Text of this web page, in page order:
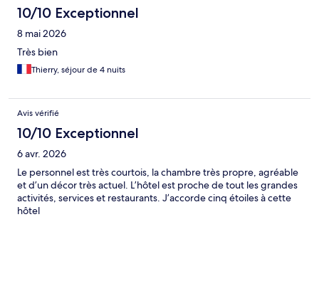
10/10 Exceptionnel
8 mai 2026
Très bien
Thierry, séjour de 4 nuits
Avis vérifié
10/10 Exceptionnel
6 avr. 2026
Le personnel est très courtois, la chambre très propre, agréable
et d’un décor très actuel. L’hôtel est proche de tout les grandes
activités, services et restaurants. J’accorde cinq étoiles à cette
hôtel